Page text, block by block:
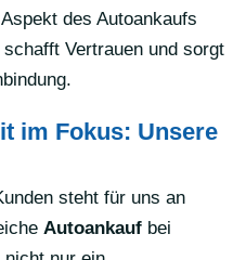
des Autoankaufs
Vertrauen und sorgt
im Fokus: Unsere
steht für uns an
Autoankauf bei